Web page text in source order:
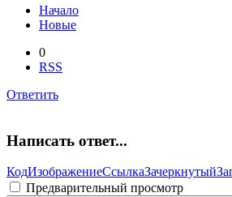
Начало
Новые
0
RSS
Ответить
Написать ответ...
КодИзображениеСсылкаЗачеркнутый
Предварительный просмотр